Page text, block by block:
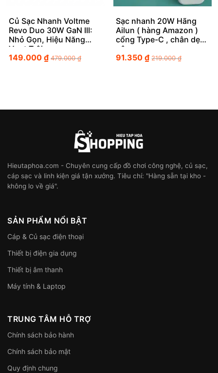
Củ Sạc Nhanh Voltme
Revo Duo 30W GaN III:
Nhỏ Gọn, Hiệu Năng
Vượt Trội
149.000 ₫ 479.000₫
Sạc nhanh 20W Hãng
Ailun ( hàng Amazon )
cổng Type-C , chân dẹt
gập
91.350₫ 219.000₫
Hieutaphoa.com - Chuyên cung cấp đồ chơi công nghệ, củ sạc,
cáp sạc và linh kiện giá tận xưởng. Tiêu chí: "Hàng sẵn tại kho -
không lo về giá".
SẢN PHẨM NỔI BẬT
Cáp & Củ sạc điện thoại
Thiết bị điện gia dụng
Thiết bị âm thanh
Máy tính & Laptop
TRUNG TÂM HỖ TRỢ
Chính sách bảo hành
Chính sách bảo mật
Quy định chung